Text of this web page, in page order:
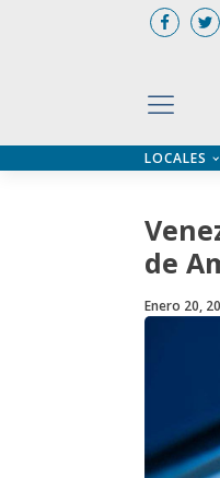
LOCALES
de
Enero 20,